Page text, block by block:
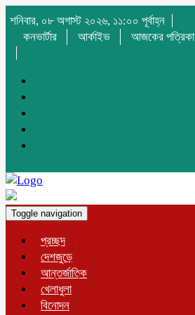
শনিবার, ০৮ অগাস্ট ২০২৬, ১১:০০ পূর্বাহ্ন
কনভার্টার
আর্কাইভ আজকের পত্রিকা
Toggle navigation
প্রচ্ছদ
দেশজুড়ে
আন্তর্জাতিক
খেলাধুলা
বিনোদন